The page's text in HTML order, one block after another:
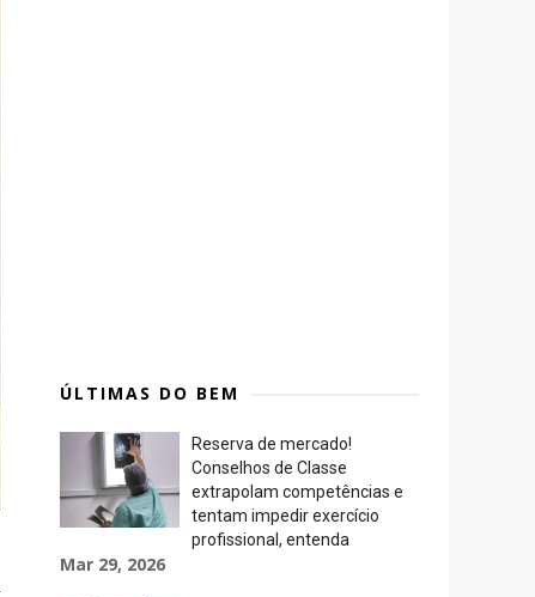
ÚLTIMAS DO BEM
Reserva de mercado!
Conselhos de Classe
extrapolam competências e
tentam impedir exercício
profissional, entenda
Mar 29, 2026